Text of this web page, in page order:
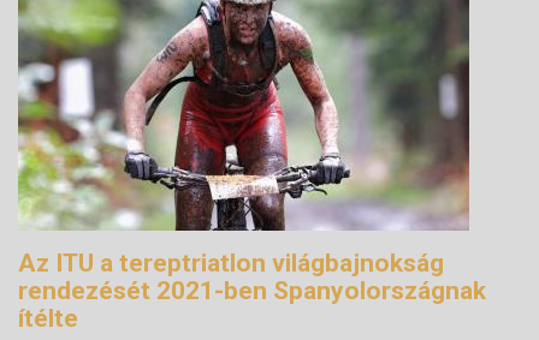
Az ITU a tereptriatlon világbajnokság
rendezését 2021-ben Spanyolországnak
ítélte